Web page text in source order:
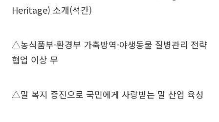
Heritage) 소개(석간)
△농식품부·환경부 가축방역·야생동물 질병관리 전략
협업 이상 무
△말 복지 증진으로 국민에게 사랑받는 말 산업 육성